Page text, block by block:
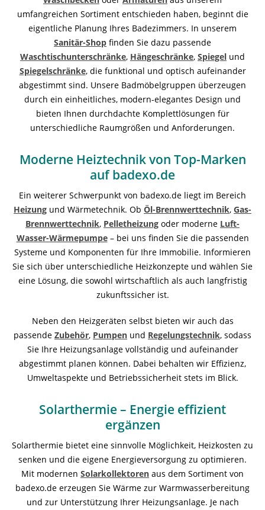
umfangreichen Sortiment entschieden haben, beginnt die
eigentliche Planung Ihres Badezimmers. In unserem
Sanitär-Shop finden Sie dazu passende
Waschtischunterschränke, Hängeschränke, Spiegel und
Spiegelschränke, die funktional und optisch aufeinander
abgestimmt sind. Unsere Badmöbelgruppen überzeugen
durch ein einheitliches, modern-elegantes Design und
bieten Ihnen durchdachte Komplettlösungen für
unterschiedliche Raumgrößen und Anforderungen.
Moderne Heiztechnik von Top-Marken
auf badexo.de
Ein weiterer Schwerpunkt von badexo.de liegt im Bereich
Heizung und Wärmetechnik. Ob Öl-Brennwerttechnik, Gas-
Brennwerttechnik, Pelletheizung oder moderne Luft-
Wasser-Wärmepumpe– bei uns finden Sie die passenden
Systeme und Komponenten für Ihre Immobilie. Informieren
Sie sich über unterschiedliche Heizkonzepte und wählen Sie
eine Lösung, die sowohl wirtschaftlich als auch langfristig
zukunftssicher ist.
Neben den Heizgeräten selbst bieten wir auch das
passende Zubehör, Pumpen und Regelungstechnik, sodass
Sie Ihre Heizungsanlage vollständig und aufeinander
abgestimmt planen können. Dabei behalten wir Effizienz,
Umweltaspekte und Betriebssicherheit stets im Blick.
Solarthermie – Energie effizient
ergänzen
Solarthermie bietet eine sinnvolle Möglichkeit, Heizkosten zu
senken und die eigene Energieversorgung zu optimieren.
Mit modernen Solarkollektoren aus dem Sortiment von
badexo.de erzeugen Sie Wärme zur Warmwasserbereitung
und zur Unterstützung Ihrer Heizungsanlage. Je nach